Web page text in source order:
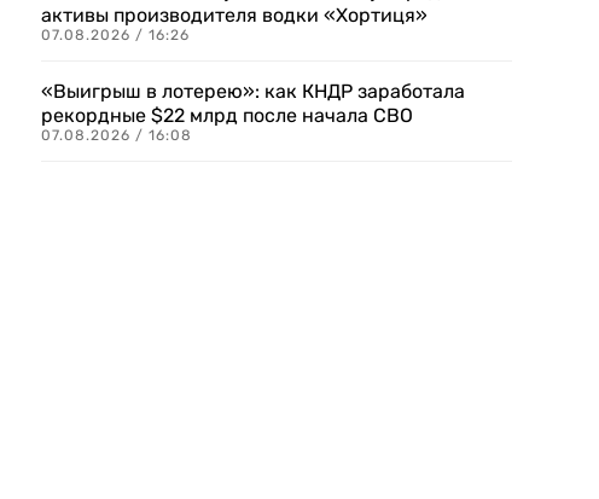
активы производителя водки «Хортиця»
07.08.2026 / 16:26
«Выигрыш в лотерею»: как КНДР заработала
рекордные $22 млрд после начала СВО
07.08.2026 / 16:08